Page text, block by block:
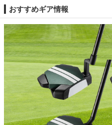
おすすめギア情報